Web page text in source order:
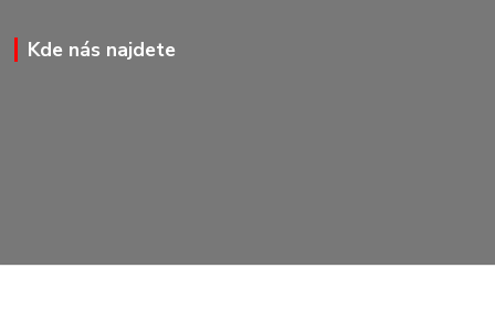
Kde nás najdete